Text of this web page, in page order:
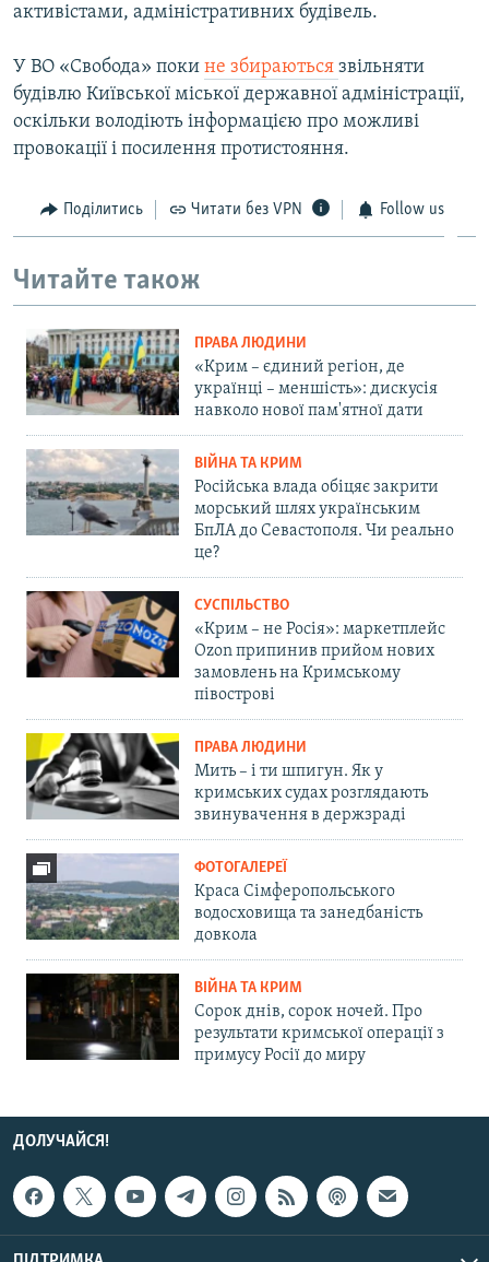
активістами, адміністративних будівель.
У ВО «Свобода» поки не збираються звільняти
будівлю Київської міської державної адміністрації,
оскільки володіють інформацією про можливі
провокації і посилення протистояння.
Поділитись Читати без VPN Follow us
Читайте також
ПРАВА ЛЮДИНИ
«Крим – єдиний регіон, де
українці – меншість»: дискусія
навколо нової пам'ятної дати
ВІЙНА ТА КРИМ
Російська влада обіцяє закрити
морський шлях українським
БпЛА до Севастополя. Чи реально
це?
СУСПІЛЬСТВО
«Крим – не Росія»: маркетплейс
Ozon припинив прийом нових
замовлень на Кримському
півострові
ПРАВА ЛЮДИНИ
Мить – і ти шпигун. Як у
кримських судах розглядають
звинувачення в держзраді
ФОТОГАЛЕРЕЇ
Краса Сімферопольського
водосховища та занедбаність
довкола
ВІЙНА ТА КРИМ
Сорок днів, сорок ночей. Про
результати кримської операції з
примусу Росії до миру
ДОЛУЧАЙСЯ!